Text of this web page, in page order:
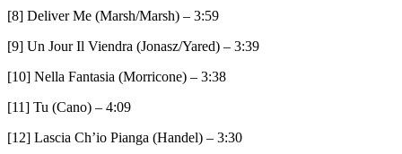
[8] Deliver Me (Marsh/Marsh) – 3:59
[9] Un Jour Il Viendra (Jonasz/Yared) – 3:39
[10] Nella Fantasia (Morricone) – 3:38
[11] Tu (Cano) – 4:09
[12] Lascia Ch’io Pianga (Handel) – 3:30